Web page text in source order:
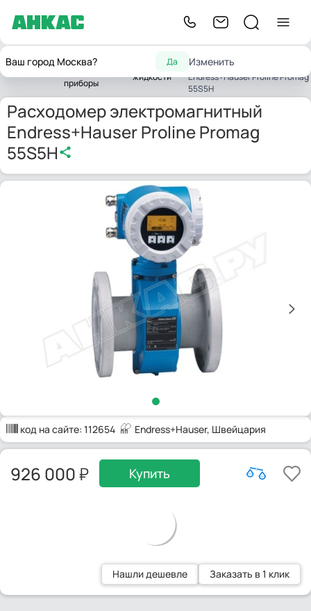
Ваш город Москва? Да Изменить
Главная
Контрольно-
приборы
Расходомеры
жидкости
электромагнитный
Endress+Hauser Proline Promag
55S5H
Расходомер электромагнитный
Endress+Hauser Proline Promag
55S5H
код на сайте: 112654 Endress+Hauser, Швейцария
926 000 Купить
Нашли дешевле Заказать в 1 клик